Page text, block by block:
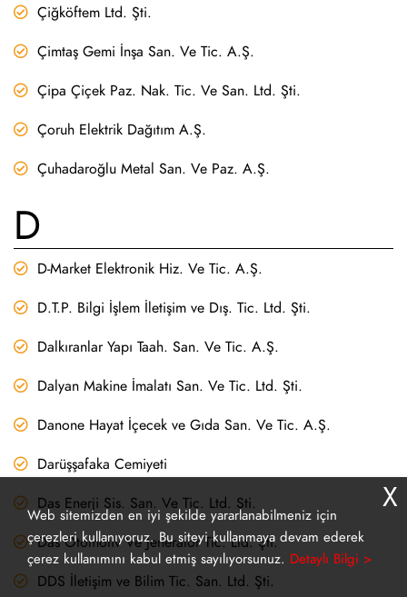
Çiğköftem Ltd. Şti.
Çimtaş Gemi İnşa San. Ve Tic. A.Ş.
Çipa Çiçek Paz. Nak. Tic. Ve San. Ltd. Şti.
Çoruh Elektrik Dağıtım A.Ş.
Çuhadaroğlu Metal San. Ve Paz. A.Ş.
D
D-Market Elektronik Hiz. Ve Tic. A.Ş.
D.T.P. Bilgi İşlem İletişim ve Dış. Tic. Ltd. Şti.
Dalkıranlar Yapı Taah. San. Ve Tic. A.Ş.
Dalyan Makine İmalatı San. Ve Tic. Ltd. Şti.
Danone Hayat İçecek ve Gıda San. Ve Tic. A.Ş.
Darüşşafaka Cemiyeti
Das Enerji Sis. San. Ve Tic. Ltd. Şti.
Das Otomotiv Ve Jeneratör Tic. Ltd. Şti.
DDS İletişim ve Bilim Tic. San. Ltd. Şti.
Web sitemizden en iyi şekilde yararlanabilmeniz için
çerezleri kullanıyoruz. Bu siteyi kullanmaya devam ederek
çerez kullanımını kabul etmiş sayılıyorsunuz. Detaylı Bilgi >
X